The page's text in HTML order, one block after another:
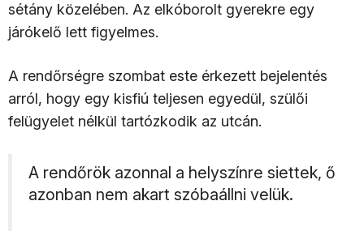
sétány közelében. Az elkóborolt gyerekre egy
járókelő lett figyelmes.
A rendőrségre szombat este érkezett bejelentés
arról, hogy egy kisfiú teljesen egyedül, szülői
felügyelet nélkül tartózkodik az utcán.
A rendőrök azonnal a helyszínre siettek, ő
azonban nem akart szóbaállni velük.